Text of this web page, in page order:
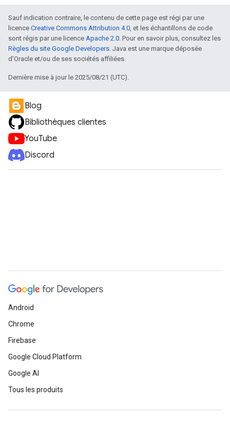
Sauf indication contraire, le contenu de cette page est régi par une
licence Creative Commons Attribution 4.0, et les échantillons de code
sont régis par une licence Apache 2.0. Pour en savoir plus, consultez les
Règles du site Google Developers. Java est une marque déposée
d'Oracle et/ou de ses sociétés affiliées.
Dernière mise à jour le 2025/08/21 (UTC).
Blog
Bibliothèques clientes
YouTube
Discord
Android
Chrome
Firebase
Google Cloud Platform
Google AI
Tous les produits